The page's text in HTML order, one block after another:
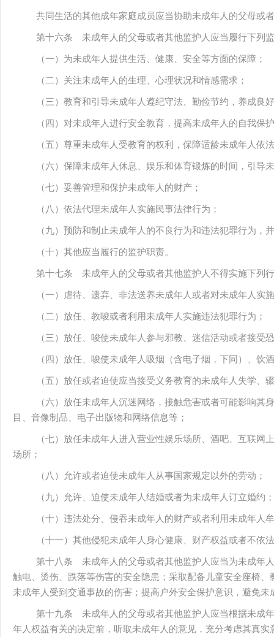
共同生活的其他成年家庭成员应当协助未成年人的父母或
第十六条 未成年人的父母或者其他监护人应当履行下列
（一）为未成年人提供生活、健康、安全等方面的保障；
（二）关注未成年人的生理、心理状况和情感需求；
（三）教育和引导未成年人遵纪守法、勤俭节约，养成良
（四）对未成年人进行安全教育，提高未成年人的自我保
（五）尊重未成年人受教育的权利，保障适龄未成年人依
（六）保障未成年人休息、娱乐和体育锻炼的时间，引导
（七）妥善管理和保护未成年人的财产；
（八）依法代理未成年人实施民事法律行为；
（九）预防和制止未成年人的不良行为和违法犯罪行为，
（十）其他应当履行的监护职责。
第十七条 未成年人的父母或者其他监护人不得实施下列
（一）虐待、遗弃、非法送养未成年人或者对未成年人实
（二）放任、教唆或者利用未成年人实施违法犯罪行为；
（三）放任、唆使未成年人参与邪教、迷信活动或者接受
（四）放任、唆使未成年人吸烟（含电子烟，下同）、饮
（五）放任或者迫使应当接受义务教育的未成年人失学、
（六）放任未成年人沉迷网络，接触危害或者可能影响其
目、音像制品、电子出版物和网络信息等；
（七）放任未成年人进入营业性娱乐场所、酒吧、互联网
场所；
（八）允许或者迫使未成年人从事国家规定以外的劳动；
（九）允许、迫使未成年人结婚或者为未成年人订立婚约；
（十）违法处分、侵吞未成年人的财产或者利用未成年人
（十一）其他侵犯未成年人身心健康、财产权益或者不依
第十八条 未成年人的父母或者其他监护人应当为未成年
触电、烫伤、跌落等伤害的安全隐患；采取配备儿童安全座椅
未成年人受到交通事故的伤害；提高户外安全保护意识，避免
第十九条 未成年人的父母或者其他监护人应当根据未成
年人权益有关的决定前，听取未成年人的意见，充分考虑其真实